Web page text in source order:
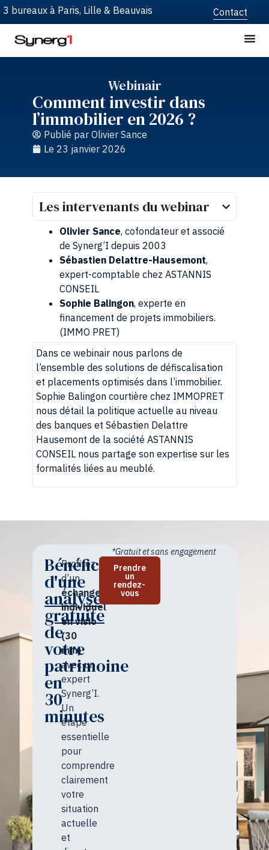
3 bureaux à Paris, Lille & Beauvais Contact
Webinair
Comment investir dans
l’immobilier en 2026 ?
Publié par Olivier Sance
Le 23 janvier 2026
Les intervenants du webinar​
Olivier Sance, cofondateur et associé
de Synerg’I depuis 2003
Sébastien Delattre-Hausemont,
expert-comptable chez ASTANNIS
CONSEIL
Sophie Balingon, experte en
financement de projets immobiliers.
(IMMO PRET)
Dans ce webinair nous parlons de
l’ensemble des solutions de défiscalisation
et placements optimisés dans l’immobilier.
Sophie Balingon courtière chez IMMOPRET
nous détail la politique actuelle au niveau
des banques et Sébastien Delattre
Hausemont de la société ASTANNIS
CONSEIL nous partage son expertise sur les
formalités liées au meublé.
Bénéficiez
d'une
analyse
gratuite
de
votre
patrimoine
en
30
minutes
Profitez
d’un
échange
individuel
en visio
(30
min)
avec un
expert
Synerg’I.
Un
étape
essentielle
pour
comprendre
clairement
votre
situation
actuelle
et
Prendre
un
rendez-
vous
*Gratuit et sans engagement